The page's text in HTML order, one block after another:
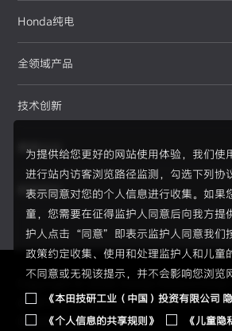
为提供给您更好的网站使用体验，我们使
进行站内访客浏览路径监测，勾选下列
表示同意对您的个人信息进行收集。如果
童，您需要在征得监护人同意后向我方提
护人点击“同意”即表示监护人同意我们
政策约定收集、使用和处理监护人和儿童
不同意或无视该提示，并不会影响您浏览
《本田技研工业（中国）投资有限公司
《个人信息的共享规则》
《儿童隐
Honda纯电
全领域产品
技术创新
赛事运动
新闻资讯
Copyright © 2026 Honda Motor(China)
d. All Right Reserved.京ICP备
0502034595号
F1®赛事